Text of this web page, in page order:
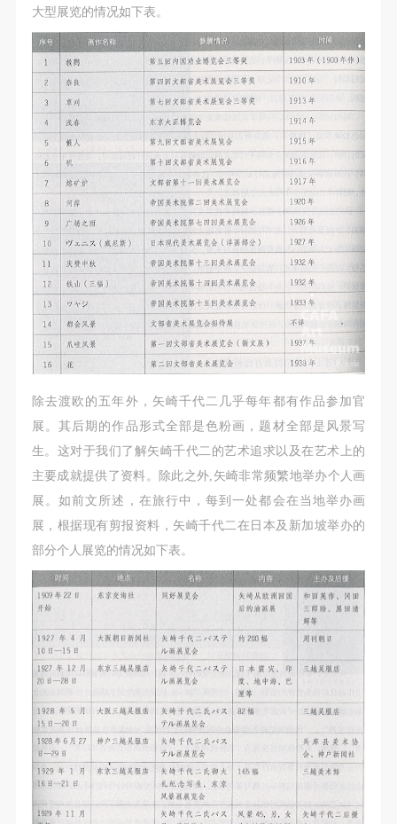
大型展览的情况如下表。
除去渡欧的五年外，矢崎千代二几乎每年都有作品参加官
展。其后期的作品形式全部是色粉画，题材全部是风景写
生。这对于我们了解矢崎千代二的艺术追求以及在艺术上的
主要成就提供了资料。除此之外,矢崎非常频繁地举办个人画
展。如前文所述，在旅行中，每到一处都会在当地举办画
展，根据现有剪报资料，矢崎千代二在日本及新加坡举办的
部分个人展览的情况如下表。
快捷登录 帐号密码登录
手机号码
发送验证码
手机号码将作为您的登录账号